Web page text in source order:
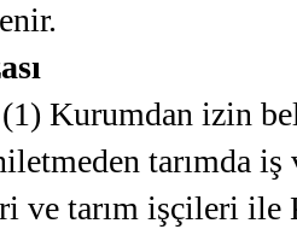
Kurumdan izin
tarımda
ve tarım işçileri